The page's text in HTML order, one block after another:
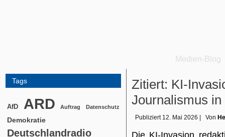
Medien-Blog
Tags
AfD ARD Auftrag Datenschutz
Demokratie
Deutschlandradio
Zitiert: KI-
Journalismus
Publiziert 12. Mai 2026 Von
Die KI-Invasion